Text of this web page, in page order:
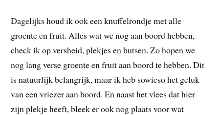
Dagelijks houd ik ook een knuffelrondje met alle
groente en fruit. Alles wat we nog aan boord hebben,
check ik op versheid, plekjes en butsen. Zo hopen we
nog lang verse groente en fruit aan boord te hebben. Dit
is natuurlijk belangrijk, maar ik heb sowieso het geluk
van een vriezer aan boord. En naast het vlees dat hier
zijn plekje heeft, bleek er ook nog plaats voor wat